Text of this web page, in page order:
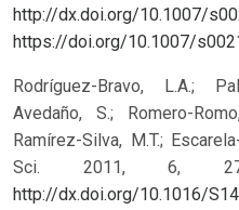
http://dx.doi.org/10.1007/
https://doi.org/10.1007/
Rodríguez-Bravo, L.A.;
Avedaño, S.; Romero-
Ramírez-Silva, M.T.;
Sci. 2011, 6,
http://dx.doi.org/10.1016/